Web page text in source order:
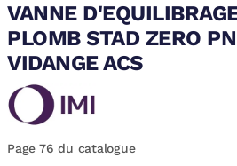
VANNE
PLOMB STAD ZERO
VIDANGE ACS
Page 76 du catalogue